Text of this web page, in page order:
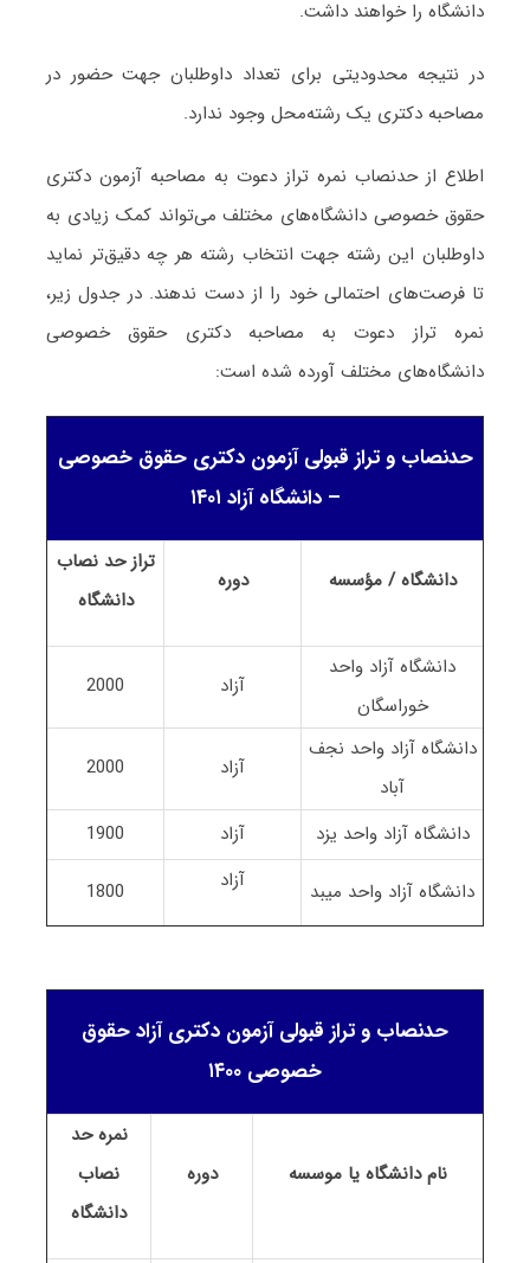
دانشگاه را خواهند داشت.
در نتیجه محدودیتی برای تعداد داوطلبان جهت حضور در
مصاحبه دکتری یک رشته‌محل وجود ندارد.
اطلاع از حدنصاب نمره تراز دعوت به مصاحبه آزمون دکتری
حقوق خصوصی دانشگاه‌های مختلف می‌تواند کمک زیادی به
داوطلبان این رشته جهت انتخاب رشته هر چه دقیق‌تر نماید
تا فرصت‌های احتمالی خود را از دست ندهند. در جدول زیر،
نمره تراز دعوت به مصاحبه دکتری حقوق خصوصی
دانشگاه‌های مختلف آورده شده است:
حدنصاب و تراز قبولی آزمون دکتری حقوق خصوصی
– دانشگاه آزاد ۱۴۰۱
دانشگاه / مؤسسه دوره
تراز حد نصاب
دانشگاه
دانشگاه آزاد واحد
خوراسگان
آزاد 2000
دانشگاه آزاد واحد نجف
آباد
آزاد 2000
دانشگاه آزاد واحد یزد آزاد 1900
دانشگاه آزاد واحد میبد آزاد 1800
حدنصاب و تراز قبولی آزمون دکتری آزاد حقوق
خصوصی ۱۴۰۰
نام دانشگاه یا موسسه دوره
نمره حد
نصاب
دانشگاه